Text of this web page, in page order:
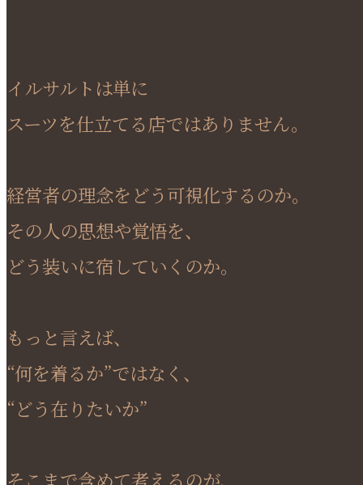
イルサルトは単に
スーツを仕立てる店ではありません。
経営者の理念をどう可視化するのか。
その人の思想や覚悟を、
どう装いに宿していくのか。
もっと言えば、
“何を着るか”ではなく、
“どう在りたいか”
そこまで含めて考えるのが、